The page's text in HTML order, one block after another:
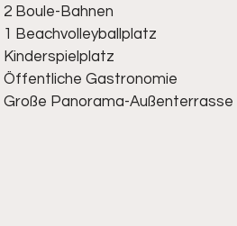
2 Boule-Bahnen
1 Beachvolleyballplatz
Kinderspielplatz
Öffentliche Gastronomie
Große Panorama-